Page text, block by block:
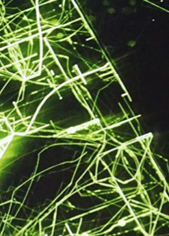
All NVIDIA News